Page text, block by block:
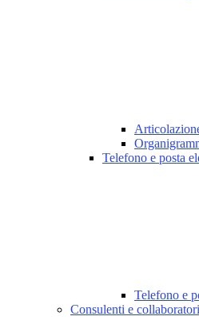
Telefono e posta
Telefono e
Consulenti e collaboratori